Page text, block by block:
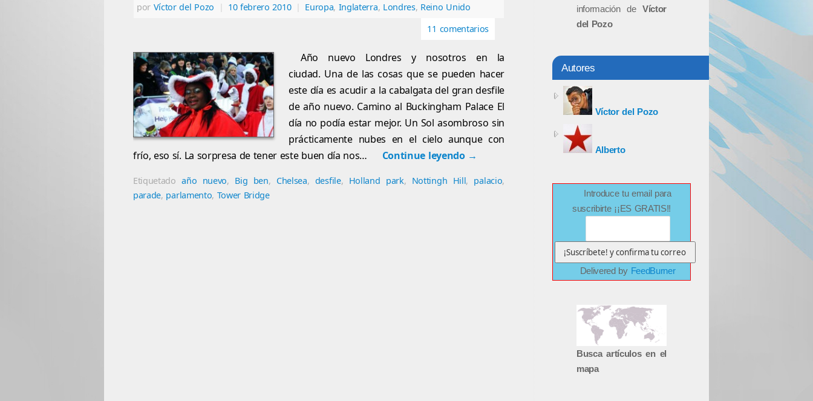
por Víctor del Pozo 10 febrero 2010 Europa, Inglaterra, Londres, Reino Unido
11 comentarios
Año nuevo Londres y nosotros en la
ciudad. Una de las cosas que se pueden hacer
este día es acudir a la cabalgata del gran desfile
de año nuevo. Camino al Buckingham Palace El
día no podía estar mejor. Un Sol asombroso sin
prácticamente nubes en el cielo aunque con
frío, eso sí. La sorpresa de tener este buen día nos…
Continue leyendo →
Etiquetadoaño nuevo, Big ben, Chelsea, desfile, Holland park, Nottingh Hill, palacio,
parade, parlamento, Tower Bridge
información de Víctor
del Pozo
Autores
Víctor del Pozo
Alberto
Introduce tu email para
suscribirte ¡¡ES GRATIS!!
Delivered by FeedBurner
Busca artículos en el
mapa